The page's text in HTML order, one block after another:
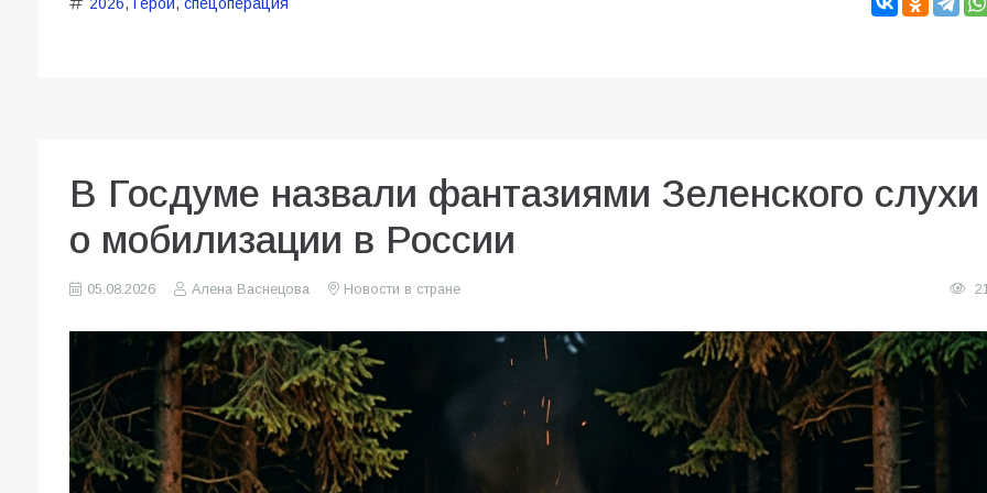
2026, Герои, спецоперация
В Госдуме назвали фантазиями Зеленского слухи
о мобилизации в России
05.08.2026 Алена Васнецова Новости в стране